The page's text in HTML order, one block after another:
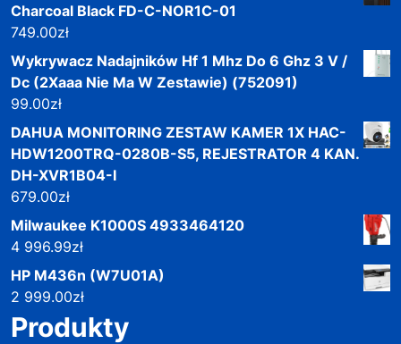
Charcoal Black FD-C-NOR1C-01
749.00zł
Wykrywacz Nadajników Hf 1 Mhz Do 6 Ghz 3 V /
Dc (2Xaaa Nie Ma W Zestawie) (752091)
99.00zł
DAHUA MONITORING ZESTAW KAMER 1X HAC-
HDW1200TRQ-0280B-S5, REJESTRATOR 4 KAN.
DH-XVR1B04-I
679.00zł
Milwaukee K1000S 4933464120
4 996.99zł
HP M436n (W7U01A)
2 999.00zł
Produkty